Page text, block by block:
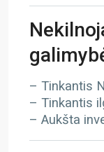
– Tinkantis
– Tinkantis
– Aukšta